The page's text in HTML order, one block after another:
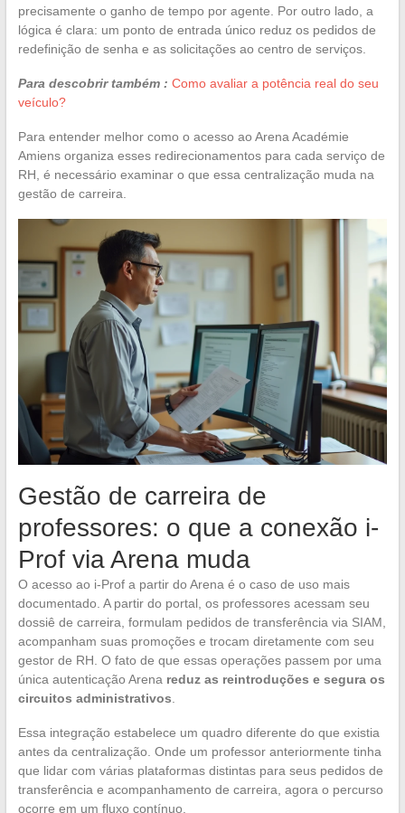
precisamente o ganho de tempo por agente. Por outro lado, a
lógica é clara: um ponto de entrada único reduz os pedidos de
redefinição de senha e as solicitações ao centro de serviços.
Para descobrir também : Como avaliar a potência real do seu
veículo?
Para entender melhor como o acesso ao Arena Académie
Amiens organiza esses redirecionamentos para cada serviço de
RH, é necessário examinar o que essa centralização muda na
gestão de carreira.
Gestão de carreira de
professores: o que a conexão i-
Prof via Arena muda
O acesso ao i-Prof a partir do Arena é o caso de uso mais
documentado. A partir do portal, os professores acessam seu
dossiê de carreira, formulam pedidos de transferência via SIAM,
acompanham suas promoções e trocam diretamente com seu
gestor de RH. O fato de que essas operações passem por uma
única autenticação Arena reduz as reintroduções e segura os
circuitos administrativos
Essa integração estabelece um quadro diferente do que existia
antes da centralização. Onde um professor anteriormente tinha
que lidar com várias plataformas distintas para seus pedidos de
transferência e acompanhamento de carreira, agora o percurso
ocorre em um fluxo contínuo.